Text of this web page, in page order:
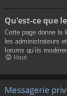
Qu’est-ce que
Cette page donne la
les administrateurs
forums qu’ils
Haut
Messagerie